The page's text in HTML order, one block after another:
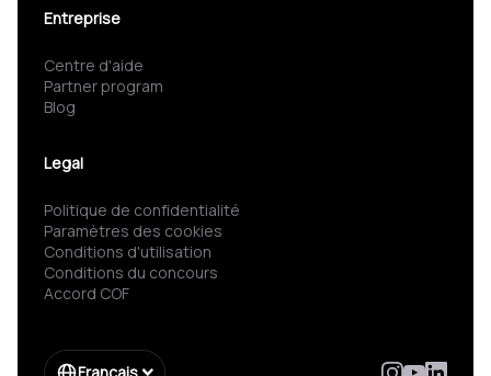
Entreprise
Centre d'aide
Partner program
Blog
Legal
Politique de confidentialité
Paramètres des cookies
Conditions d'utilisation
Conditions du concours
Accord COF